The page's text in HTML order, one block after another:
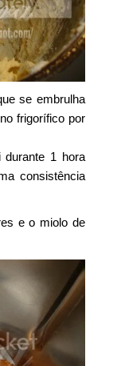
se embrulha
frigorífico por
durante 1 hora
consistência
e o miolo de